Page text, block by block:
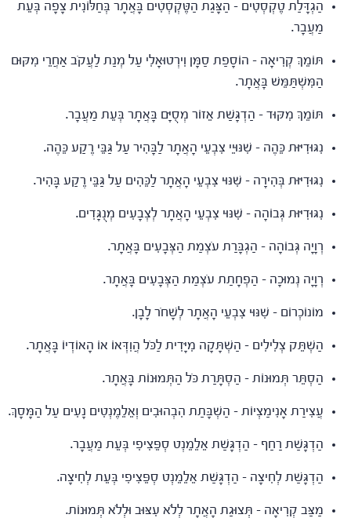
הַגְדָּלַת טֶקְסְטִים – הַצָּגַת הַטֶּקְסְטִים בָּאֲתָר בְּחַלּוֹנִית צָפָה בְּעֵת
מַעֲבָר.
תּוֹמֵךְ קְרִיאָה – הוֹסָפַת סַמָּן וִירְטוּאָלִי עַל מְנַת לַעֲקֹב אַחֲרֵי מִקּוּם
הַמִּשְׁתַּמֵּשׁ בָּאֲתָר.
תּוֹמֵךְ מִקּוּד – הַדְגָּשַׁת אֵזוֹר מְסֻיָּם בָּאֲתָר בְּעֵת מַעֲבָר.
נִגּוּדִיּוּת כֵּהֶה – שִׁנּוּיֵי צִבְעֵי הָאֲתָר לַבָּהִיר עַל גַּבֵּי רֶקַע כֵּהֶה.
נִגּוּדִיּוּת בְּהִירָה – שִׁנּוּי צִבְעֵי הָאֲתָר לַכֵּהִים עַל גַּבֵּי רֶקַע בָּהִיר.
נִגּוּדִיּוּת גְּבוֹהָה – שִׁנּוּי צִבְעֵי הָאֲתָר לְצְבָעִים מְנֻגָּדִים.
רְוָיָה גְּבוֹהָה – הַגְבָּרַת עֹצְמַת הַצְּבָעִים בָּאֲתָר.
רְוָיָה נְמוּכָה – הַפְחָתַת עֹצְמַת הַצְּבָעִים בָּאֲתָר.
מוֹנוֹכְרוֹם – שִׁנּוּי צִבְעֵי הָאֲתָר לְשָׁחֹר לָבָן.
הַשְׁתֵּק צְלִילִים – הַשְׁתָּקָה מִיָּדִית לַכֹּל הֲוִדְּאוֹ אוֹ הָאוֹדְיוֹ בָּאֲתָר.
הַסְתֵּר תְּמוּנוֹת – הַסְתָּרַת כֹּל הַתְּמוּנוֹת בָּאֲתָר.
עֲצִירַת אָנִימַצְיוֹת – הַשְׁבָּתַת הִבְהוּבִים וְאֵלֵמֶנְטִים נָעִים עַל הַמָּסָךְ.
הַדְגָּשַׁת רַחַף – הַדְגָּשַׁת אֵלֵמֵנְט סְפֵּצִיפִי בְּעֵת מַעֲבָר.
הַדְגָּשַׁת לְחִיצָה – הַדְגָּשַׁת אֵלֵמֵנְט סְפֵּצִיפִי בְּעֵת לְחִיצָה.
מַצַּב קְרִיאָה – תְּצוּגַת הָאֲתָר לְלֹא עִצּוּב וּלְלֹא תְּמוּנוֹת.